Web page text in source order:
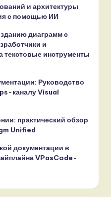
и архитектуры
с помощью ИИ
диаграмм с
и
текстовые инструменты
Руководство
каналу Visual
практический обзор
Unified
документации в
VPasCode-